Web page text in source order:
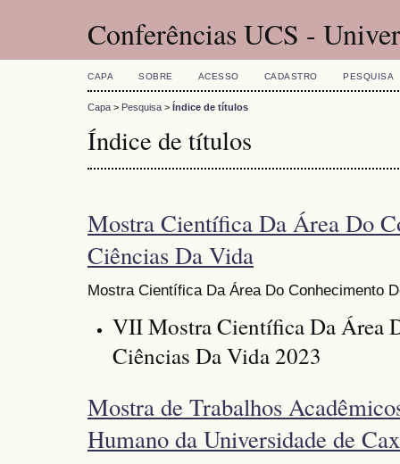
Conferências UCS -
CAPA SOBRE ACESSO CADASTRO PESQUISA
Capa > Pesquisa > Índice de títulos
Índice de títulos
Mostra Científica Da Área Do
Ciências Da Vida
Mostra Científica Da Área Do Conhecimento
VII Mostra Científica Da Área
Ciências Da Vida 2023
Mostra de Trabalhos
Humano da Universidade de